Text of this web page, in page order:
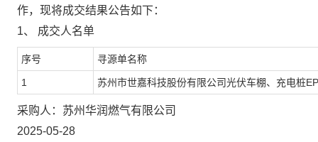
作，现将成交结果公告如下：
1、 成交人名单
序号 寻源单名称
1 苏州市世嘉科技股份有限公司光伏车棚、充电桩
采购人 ： 苏州华润燃气有限公司
2025-05-28